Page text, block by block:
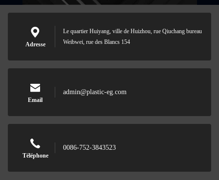
Adresse
Le quartier Huiyang, ville de Huizhou, rue Qiuchang bureau
Weibwei, rue des Blancs 154
Email
admin@plastic-eg.com
Téléphone
0086-752-3843523